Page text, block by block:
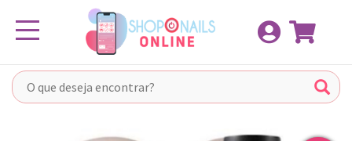
Pular
para
conteúdo
Toggle navigation